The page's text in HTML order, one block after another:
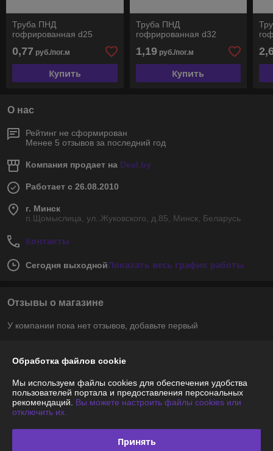
Труба ПНД
гофрированная d25
0,77 руб./пог.м
Купить
Труба ПНД
гофрированная d32
1,19руб./пог.м
Купить
О нас
Рейтинг не сформирован
Менее 5 отзывов за последний год
Компания продает на Deal.by
Работает с 26.08.2010
г. Минск
п.Щомыслица, ул..Жуковского, д.85, Минск, Беларусь
Контакты
Сегодня выходнойПоказать весь график работы
Отзывы о магазине
У компании пока нет отзывов, добавьте первый
О нас
Контакты
Доставка и оплата
Обработка файлов cookie
Мы используем файлы cookies для обеспечения удобства
пользователей портала и предоставления персональных
рекомендаций. Вы можете настроить файлы cookies или
отключить их.
Принять